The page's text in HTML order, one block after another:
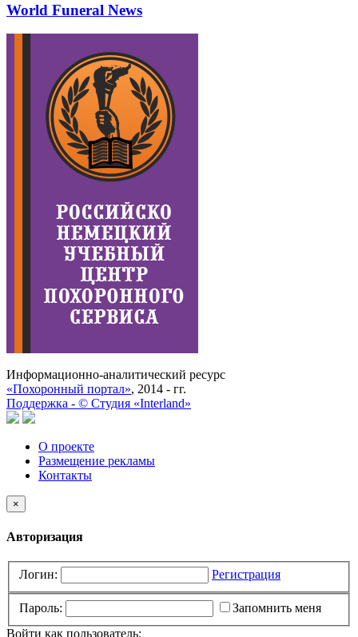
World Funeral News
Информационно-аналитический ресурс
«Похоронный портал», 2014 - гг.
Поддержка - © Cтудия «Interland»
О проекте
Размещение рекламы
Контакты
×
Авторизация
Логин: Регистрация
Пароль:
Запомнить меня
Войти как пользователь: